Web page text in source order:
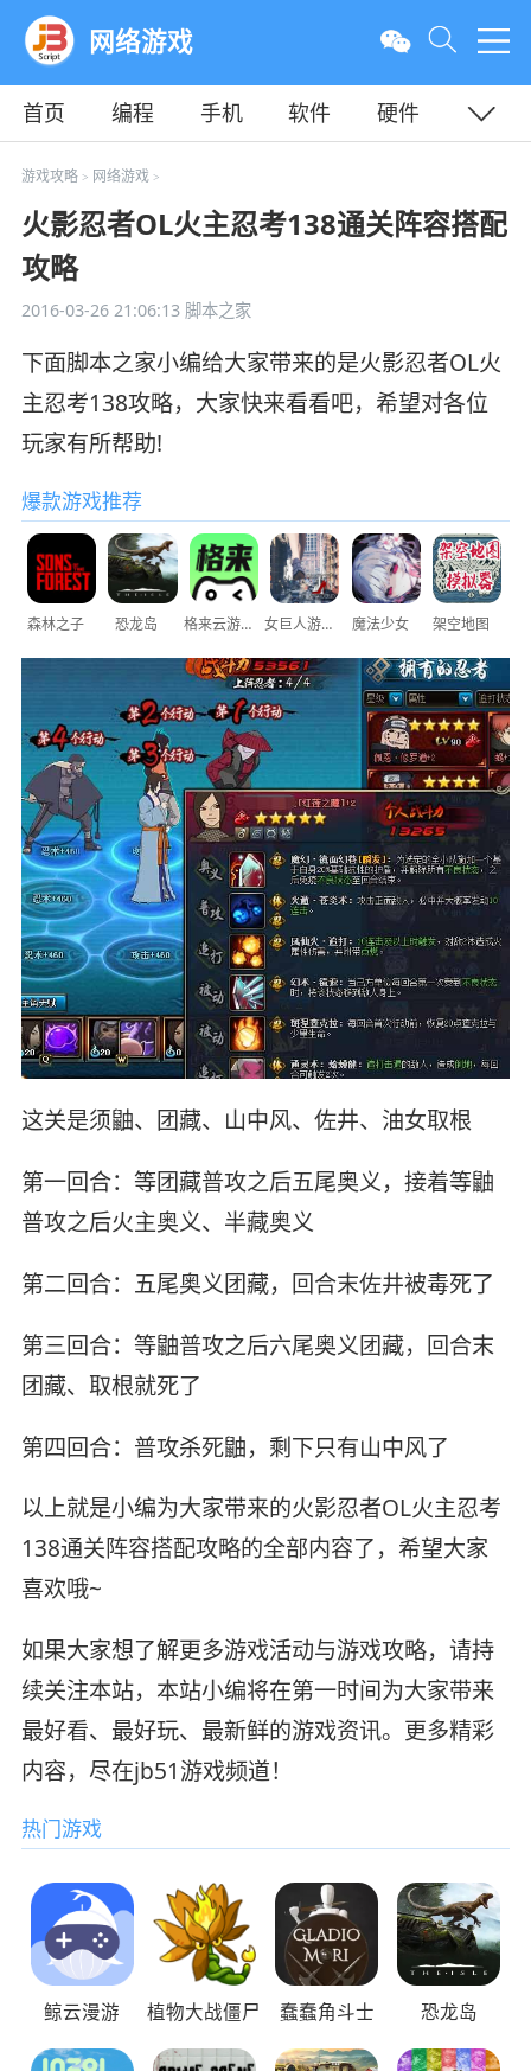
网络游戏
首页 编程 手机 软件
硬件
教程
平面
游戏攻略> 网络游戏>
火影忍者OL火主忍考138通关阵容搭配
攻略
2016-03-26 21:06:13脚本之家
下面脚本之家小编给大家带来的是火影忍者OL火
主忍考138攻略，大家快来看看吧，希望对各位
玩家有所帮助!
爆款游戏推荐
森林之子 恐龙岛 格来云游戏 女巨人游乐场 魔法少女 架空地图
这关是须鼬、团藏、山中风、佐井、油女取根
第一回合：等团藏普攻之后五尾奥义，接着等鼬
普攻之后火主奥义、半藏奥义
第二回合：五尾奥义团藏，回合末佐井被毒死了
第三回合：等鼬普攻之后六尾奥义团藏，回合末
团藏、取根就死了
第四回合：普攻杀死鼬，剩下只有山中风了
以上就是小编为大家带来的火影忍者OL火主忍考
138通关阵容搭配攻略的全部内容了，希望大家
喜欢哦~
如果大家想了解更多游戏活动与游戏攻略，请持
续关注本站，本站小编将在第一时间为大家带来
最好看、最好玩、最新鲜的游戏资讯。更多精彩
内容，尽在jb51游戏频道！
热门游戏
鲸云漫游 植物大战僵尸 蠢蠢角斗士 恐龙岛